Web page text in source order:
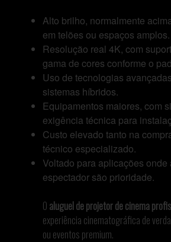
Alto brilho, normalmente
em telões ou espaços amplos.
Resolução real 4K, com
gama de cores conforme o
Uso de tecnologias
sistemas híbridos.
Equipamentos maiores, com
exigência técnica para
Custo elevado tanto na
técnico especializado.
Voltado para aplicações
espectador são prioridade.
O aluguel de projetor de cinema
experiência cinematográfica de
ou eventos premium.